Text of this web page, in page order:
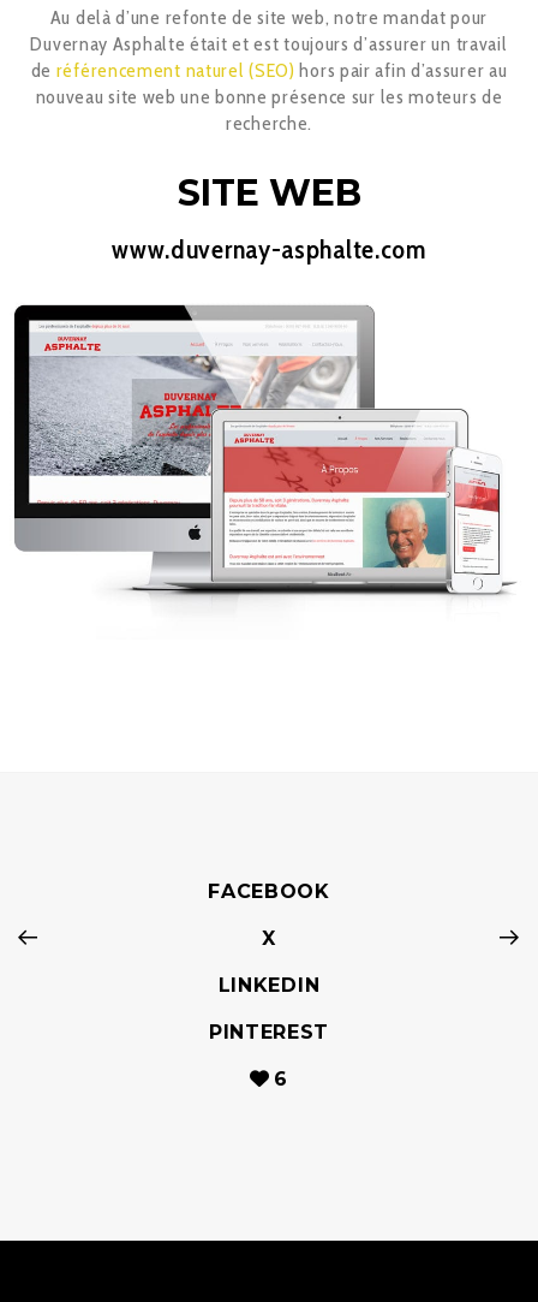
Au delà d’une refonte de site web, notre mandat pour
Duvernay Asphalte était et est toujours d’assurer un travail
de référencement naturel (SEO) hors pair afin d’assurer au
nouveau site web une bonne présence sur les moteurs de
recherche.
SITE WEB
www.duvernay-asphalte.com
FACEBOOK
X
LINKEDIN
PINTEREST
6